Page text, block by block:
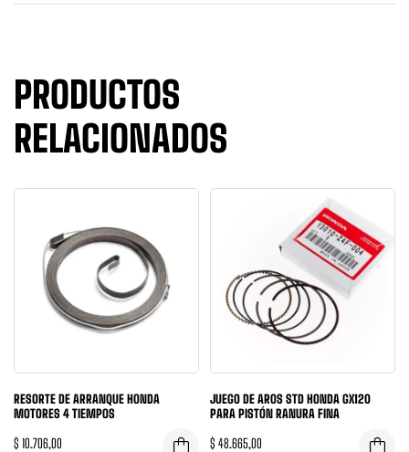
PRODUCTOS
RELACIONADOS
RESORTE DE ARRANQUE HONDA
MOTORES 4 TIEMPOS
$ 10.706,00
JUEGO DE AROS STD HONDA GX120
PARA PISTÓN RANURA FINA
$ 48.665,00